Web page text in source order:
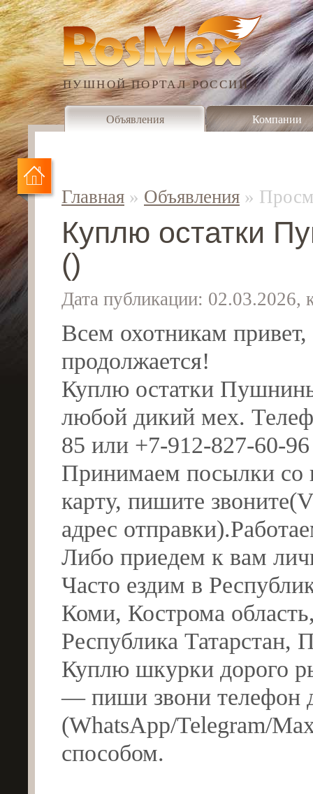
ПУШНОЙ ПОРТАЛ РОССИИ
Объявления Компании
Главная » Объявления »
Куплю остатки
()
Дата публикации: 02.03.2026,
Всем охотникам привет,
продолжается!
Куплю остатки
любой дикий мех.
85 или +7-912-827-60-
Принимаем посылки со
карту, пишите
адрес
Либо приедем к вам
Часто ездим в
Коми, Кострома
Республика Татарстан,
Куплю шкурки дорого
— пиши звони телефон
(WhatsApp/Telegram/
способом.